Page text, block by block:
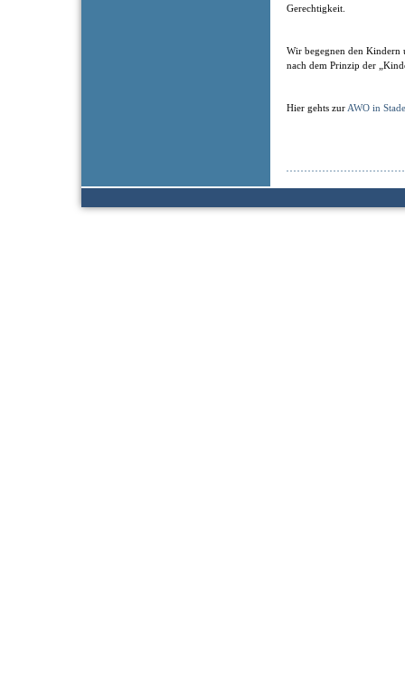
Gerechtigkeit.
Wir begegnen den Kindern
nach dem Prinzip der
Hier gehts zur AWO in Stade